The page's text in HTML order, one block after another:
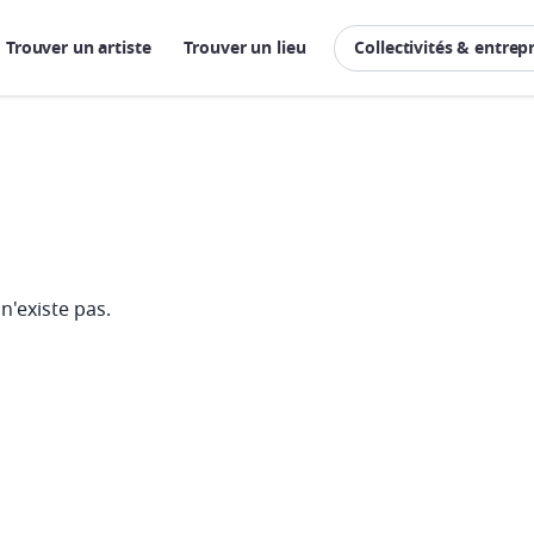
Trouver un artiste Trouver un lieu Collectivités &
pas.